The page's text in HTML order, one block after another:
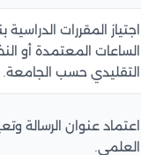
اجتياز المقررات الدراسية
الساعات المعتمدة أو
التقليدي حسب الجامعة.
اعتماد عنوان الرسالة
العلمي.